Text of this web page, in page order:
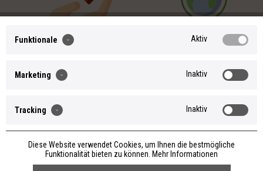
HANDGEFERTGTE
MIT LIEBE PRODUZIERT
SEIFEN OHNE
PALMÖL, KEIN
Funktionale Aktiv
Marketing Inaktiv
Tracking Inaktiv
Diese Website verwendet Cookies, um Ihnen die bestmögliche
Funktionalität bieten zu können. Mehr Informationen